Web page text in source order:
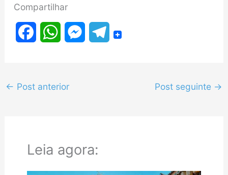
Compartilhar
e
o
W
p
g
T
← Post anterior Post seguinte →
Leia agora: